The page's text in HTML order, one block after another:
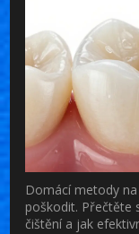
Domácí metody
poškodit. Přečtěte
čištění a jak